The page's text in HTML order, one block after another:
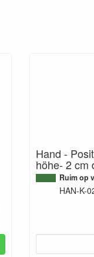
Hand -
höhe- 2 cm
Ruim op
HAN-K-